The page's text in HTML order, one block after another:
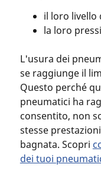
il loro livello
la loro
L'usura dei
se raggiunge il
Questo perché
pneumatici ha
consentito, non
stesse
bagnata. Scopri
dei tuoi